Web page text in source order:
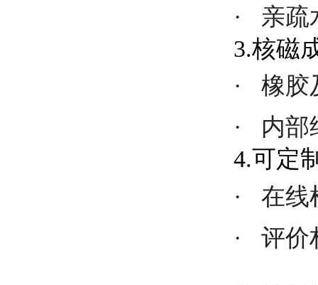
·
亲疏
3.核磁
·
橡胶
·
内部
4.可定
·
在线
·
评价